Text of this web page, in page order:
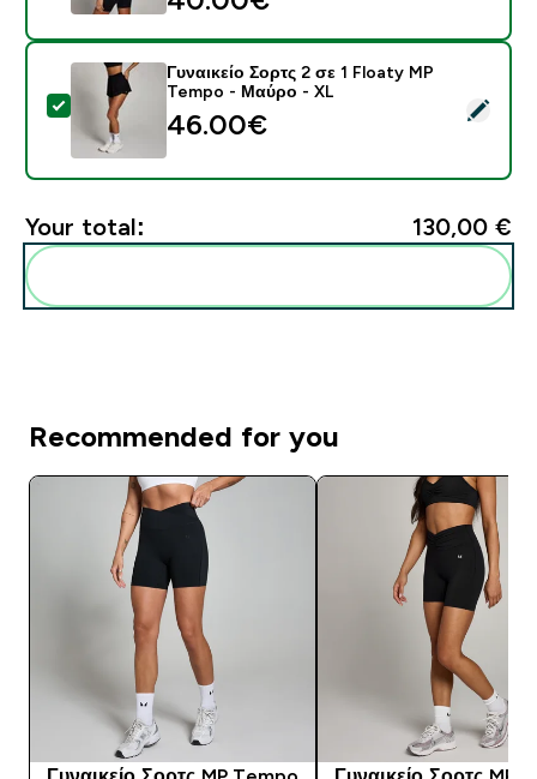
Select this product - Γυναικείο Σορτς 2 σε 1 Floaty
Γυναικείο Σορτς 2 σε 1 Floaty MP
Tempo - Μαύρο - XL
46.00€‎
Your total: 130,00 €‎
Recommended for you